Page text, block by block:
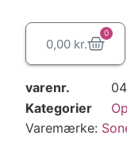
0,00 kr.
0
varenr.
Kategorier
Varemærke: